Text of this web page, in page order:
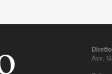
Avv.